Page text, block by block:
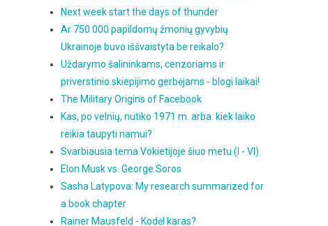
Next week start the days of thunder
Ar 750 000 papildomų žmonių gyvybių
Ukrainoje buvo iššvaistyta be reikalo?
Uždarymo šalininkams, cenzoriams ir
priverstinio skiepijimo gerbėjams - blogi laikai!
The Military Origins of Facebook
Kas, po velnių, nutiko 1971 m. arba: kiek laiko
reikia taupyti namui?
Svarbiausia tema Vokietijoje šiuo metu (I - VI)
Elon Musk vs. George Soros
Sasha Latypova: My research summarized for
a book chapter
Rainer Mausfeld - Kodėl karas?